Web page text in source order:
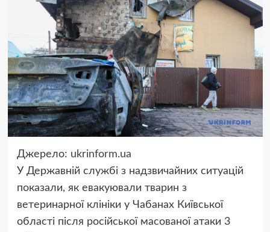
Джерело: ukrinform.ua
У Державній службі з надзвичайних ситуацій
показали, як евакуювали тварин з
ветеринарної клініки у Чабанах Київської
області після російської масованої атаки 3